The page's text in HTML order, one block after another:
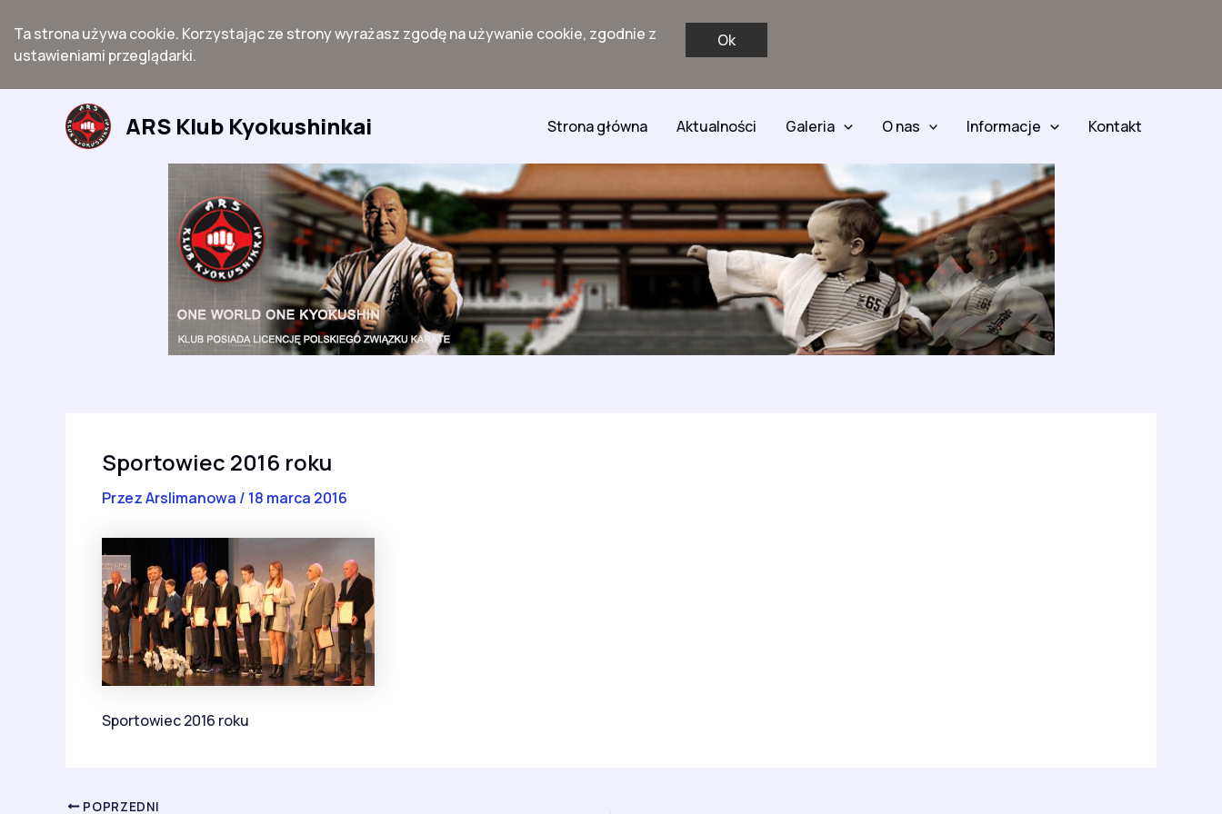
Ta strona używa cookie. Korzystając ze strony wyrażasz zgodę na używanie cookie, zgodnie z
ustawieniami przeglądarki.
Ok
ARS Klub Kyokushinkai Strona główna Aktualności Galeria O nas Informacje Kontakt
Sportowiec 2016 roku
PrzezArslimanowa / 18 marca 2016
Sportowiec 2016 roku
POPRZEDNI